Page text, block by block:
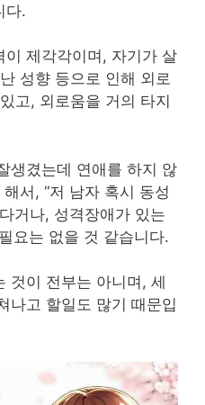
다.
이 제각각이며, 자기가 살
성향 등으로 인해 외로
고, 외로움을 거의 타지
생겼는데 연애를 하지 않
서, “저 남자 혹시 동성
거나, 성격장애가 있는
요는 없을 것 같습니다.
것이 전부는 아니며, 세
나고 할일도 많기 때문입